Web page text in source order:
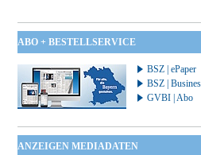
ABO + BESTELLSERVICE
BSZ | ePaper
BSZ |
GVBI | Abo
ANZEIGEN MEDIADATEN